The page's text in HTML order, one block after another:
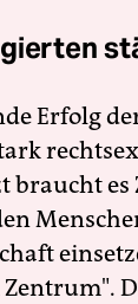
Erfolg
braucht